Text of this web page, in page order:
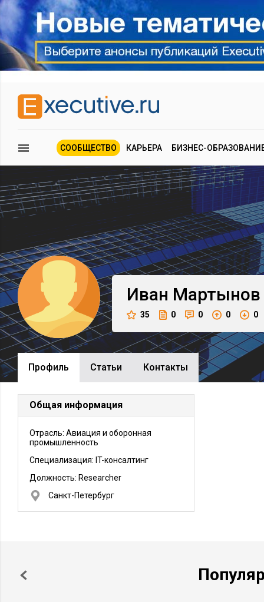
СООБЩЕСТВО КАРЬЕРА БИЗНЕС-
Иван Мартынов
35 0 0 0 0
Профиль Cтатьи Контакты
Общая информация
Отрасль: Авиация и оборонная
промышленность
Специализация: IT-консалтинг
Должность: Researcher
Санкт-Петербург